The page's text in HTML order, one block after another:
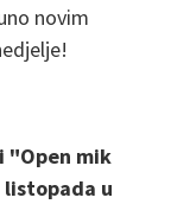
novim
"Open mik
listopada u